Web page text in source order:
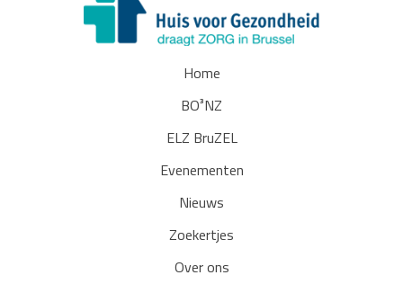
Home
BO³NZ
ELZ BruZEL
Evenementen
Nieuws
Zoekertjes
Over ons